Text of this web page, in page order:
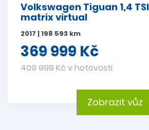
Volkswagen Tiguan 1,4
matrix virtual
2017 | 198 593 km
369 999 Kč
409 999 Kč v hotovosti
Zobrazit vůz